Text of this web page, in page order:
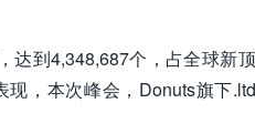
到4,348,687个，占全球新
，本次峰会，Donuts旗下